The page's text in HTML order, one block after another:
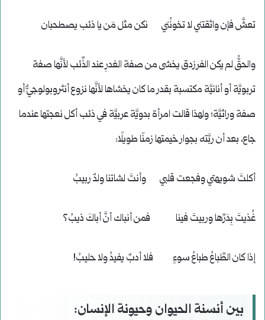
تعشَّ فإن واثقتني لا تخونُني نكن مثل مَن يا ذئب يصطحبان
والحقُّ لم يكن الفرزدق يخشى من صفة الغدرِ عند الذِّئب لأنَّها صفة
تربويَّة أو أنانيَّة مكتسبة بقدر ما كان يخشاها لأنَّها نزوع أنثروبولوجيٌّ أو
صفة وراثيَّة؛ ولهذا قالت امرأة بدويَّة عربيَّة في ذئب أكل نعجتها عندما
جاع، بعد أن ربَّته بجوار خيمتها زمنًا طويلًا:
أكلتَ شويهتي وفجعت قلبي وأنتَ لشاتنا ولدٌ ربيبُ
غُذيتَ بِدَرِّها وربيتَ فينا فمن أنباك أنَّ أباكَ ذيبُ؟
إذا كان الطِّباعُ طباعُ سوءٍ فلا أدبٌ يفيدُ ولا حليبُ!
بين أنسنة الحيوان وحيونة الإنسان: